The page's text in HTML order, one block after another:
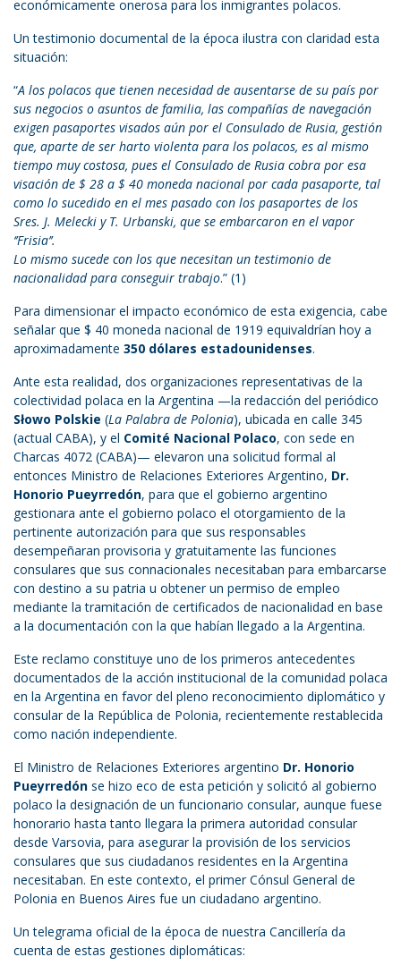
económicamente onerosa para los inmigrantes polacos.
Un testimonio documental de la época ilustra con claridad esta
situación:
“A los polacos que tienen necesidad de ausentarse de su país por
sus negocios o asuntos de familia, las compañías de navegación
exigen pasaportes visados aún por el Consulado de Rusia, gestión
que, aparte de ser harto violenta para los polacos, es al mismo
tiempo muy costosa, pues el Consulado de Rusia cobra por esa
visación de $ 28 a $ 40 moneda nacional por cada pasaporte, tal
como lo sucedido en el mes pasado con los pasaportes de los
Sres. J. Melecki y T. Urbanski, que se embarcaron en el vapor
‘’Frisia’’.
Lo mismo sucede con los que necesitan un testimonio de
nacionalidad para conseguir trabajo.” (1)
Para dimensionar el impacto económico de esta exigencia, cabe
señalar que $ 40 moneda nacional de 1919 equivaldrían hoy a
aproximadamente 350 dólares estadounidenses.
Ante esta realidad, dos organizaciones representativas de la
colectividad polaca en la Argentina —la redacción del periódico
Słowo Polskie (La Palabra de Polonia), ubicada en calle 345
(actual CABA), y el Comité Nacional Polaco, con sede en
Charcas 4072 (CABA)— elevaron una solicitud formal al
entonces Ministro de Relaciones Exteriores Argentino, Dr.
Honorio Pueyrredón, para que el gobierno argentino
gestionara ante el gobierno polaco el otorgamiento de la
pertinente autorización para que sus responsables
desempeñaran provisoria y gratuitamente las funciones
consulares que sus connacionales necesitaban para embarcarse
con destino a su patria u obtener un permiso de empleo
mediante la tramitación de certificados de nacionalidad en base
a la documentación con la que habían llegado a la Argentina.
Este reclamo constituye uno de los primeros antecedentes
documentados de la acción institucional de la comunidad polaca
en la Argentina en favor del pleno reconocimiento diplomático y
consular de la República de Polonia, recientemente restablecida
como nación independiente.
El Ministro de Relaciones Exteriores argentino Dr. Honorio
Pueyrredón se hizo eco de esta petición y solicitó al gobierno
polaco la designación de un funcionario consular, aunque fuese
honorario hasta tanto llegara la primera autoridad consular
desde Varsovia, para asegurar la provisión de los servicios
consulares que sus ciudadanos residentes en la Argentina
necesitaban. En este contexto, el primer Cónsul General de
Polonia en Buenos Aires fue un ciudadano argentino.
Un telegrama oficial de la época de nuestra Cancillería da
cuenta de estas gestiones diplomáticas: